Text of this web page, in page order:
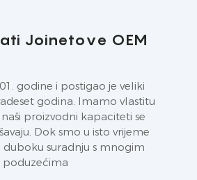
Joinetove OEM
godine i postigao je veliki
godina. Imamo vlastitu
proizvodni kapaciteti se
Dok smo u isto vrijeme
suradnju s mnogim